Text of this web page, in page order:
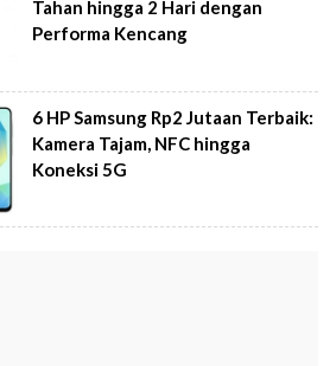
Tahan hingga 2 Hari dengan
Performa Kencang
6 HP Samsung Rp2 Jutaan Terbaik:
Kamera Tajam, NFC hingga
Koneksi 5G